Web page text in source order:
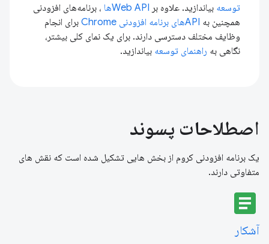
توسعه بیاندازید. علاوه بر Web APIها
، برنامه‌های افزودنی
همچنین به APIهای برنامه افزودنی Chrome
برای انجام
وظایف مختلف دسترسی دارند. برای یک نمای کلی بیشتر،
نگاهی به راهنمای توسعه بیاندازید.
اصطلاحات پسوند
یک برنامه افزودنی کروم از بخش هایی تشکیل شده است که نقش های
متفاوتی دارند.
article
آشکار